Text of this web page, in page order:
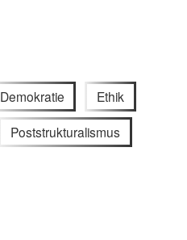
Demokratie Ethik
Poststrukturalismus